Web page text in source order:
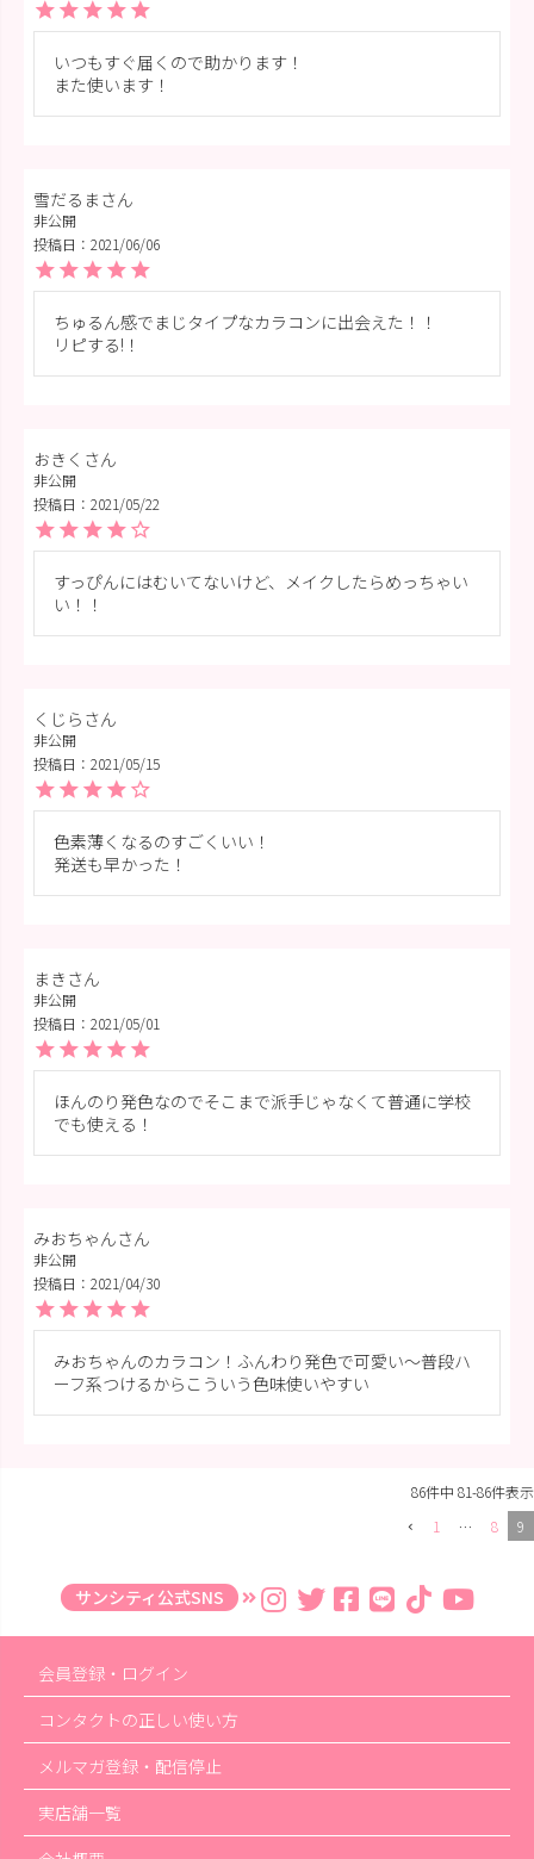
いつもすぐ届くので助かります！
また使います！
雪だるま
非公開
投稿日
2021/06/06
ちゅるん感でまじタイプなカラコンに出会えた！！
リピする!！
おきく
非公開
投稿日
2021/05/22
すっぴんにはむいてないけど、メイクしたらめっちゃい
い！！
くじら
非公開
投稿日
2021/05/15
色素薄くなるのすごくいい！
発送も早かった！
まき
非公開
投稿日
2021/05/01
ほんのり発色なのでそこまで派手じゃなくて普通に学校
でも使える！
みおちゃん
非公開
投稿日
2021/04/30
みおちゃんのカラコン！ふんわり発色で可愛い～普段ハ
ーフ系つけるからこういう色味使いやすい
86件中 81-86件表示
1
… 8 9
サンシティ公式SNS
会員登録・ログイン
コンタクトの正しい使い方
メルマガ登録・配信停止
実店舗一覧